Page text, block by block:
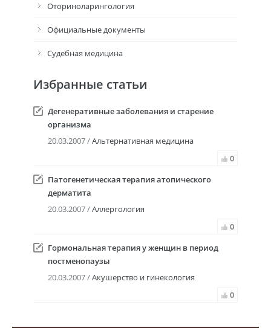
Оториноларингология
Официальные документы
Судебная медицина
Избранные статьи
Дегенеративные заболевания и старение
организма
20.03.2007 /Альтернативная медицина
0
Патогенетическая терапия атопического
дерматита
20.03.2007 /Аллергология
0
Гормональная терапия у женщин в период
постменопаузы
20.03.2007 /Акушерство и гинекология
0